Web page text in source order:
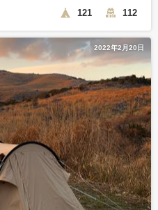
121 112
2022年2月20日